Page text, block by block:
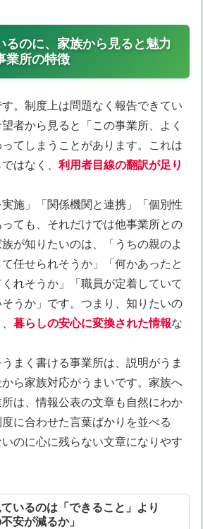
るのに、家族から見ると魅力
業所の特徴
。制度上は問題なく報告できてい
者から見ると「この事業所、よく
てしまうことがあります。これは
はなく、 利用者目線の翻訳が足り
施」「関係機関と連携」「個別性
ても、それだけでは他事業所との
が知りたいのは、「うちの親のよ
任せられそうか」「何かあったと
れそうか」「職員が定着していて
うか」です。つまり、知りたいの
暮らしの安心に変換された情報な
まく書ける事業所は、説明がうま
ら家族対応がうまいです。家族へ
は、情報公表の文章も自然にわか
に合わせた言葉ばかりを並べる
のに心に残らない文章になりやす
いるのは「できること」より
安が減るか」